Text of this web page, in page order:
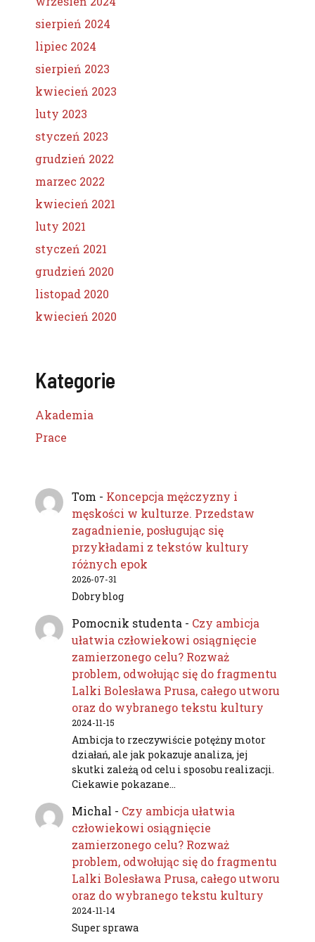
sierpień 2024
lipiec 2024
sierpień 2023
kwiecień 2023
luty 2023
styczeń 2023
grudzień 2022
marzec 2022
kwiecień 2021
luty 2021
styczeń 2021
grudzień 2020
listopad 2020
kwiecień 2020
Kategorie
Akademia
Prace
Tom - Koncepcja mężczyzny i
męskości w kulturze. Przedstaw
zagadnienie, posługując się
przykładami z tekstów kultury
różnych epok
2026-07-31
Dobry blog
Pomocnik studenta - Czy ambicja
ułatwia człowiekowi osiągnięcie
zamierzonego celu? Rozważ
problem, odwołując się do fragmentu
Lalki Bolesława Prusa, całego utworu
oraz do wybranego tekstu kultury
2024-11-15
Ambicja to rzeczywiście potężny motor
działań, ale jak pokazuje analiza, jej
skutki zależą od celu i sposobu realizacji.
Ciekawie pokazane…
Michal - Czy ambicja ułatwia
człowiekowi osiągnięcie
zamierzonego celu? Rozważ
problem, odwołując się do fragmentu
Lalki Bolesława Prusa, całego utworu
oraz do wybranego tekstu kultury
2024-11-14
Super sprawa